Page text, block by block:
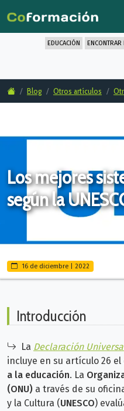
EDUCACIÓN ENCONTRAR
Blog Otros artículos
Los mejores
según la
16 de diciembre | 2022
Introducción
La Declaración
incluye en su artículo 26 el
a la educación. La
(ONU) a través de su
y la Cultura (UNESCO)